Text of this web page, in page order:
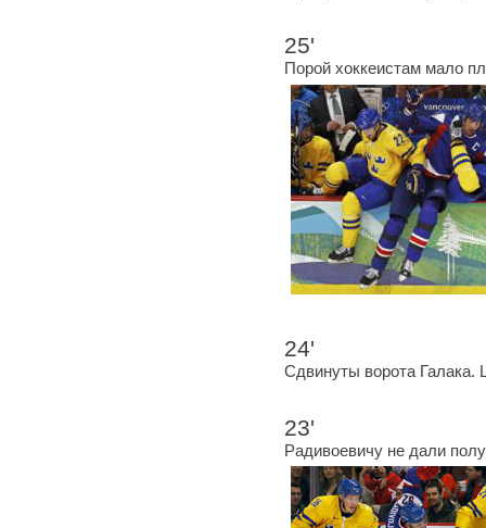
25'
Порой хоккеистам мало
24'
Сдвинуты ворота
23'
Радивоевичу не дали